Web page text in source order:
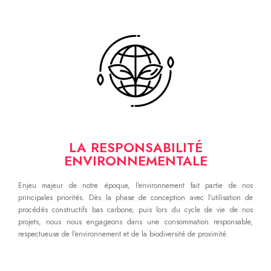
LA RESPONSABILITÉ
ENVIRONNEMENTALE
Enjeu majeur de notre époque, l’environnement fait partie de nos
principales priorités. Dès la phase de conception avec l’utilisation de
procédés constructifs bas carbone, puis lors du cycle de vie de nos
projets, nous nous engageons dans une consommation responsable,
respectueuse de l’environnement et de la biodiversité de proximité.